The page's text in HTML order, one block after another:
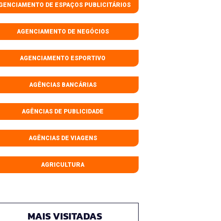
DE ESPAÇOS PUBLICITÁRIOS
AGENCIAMENTO DE NEGÓCIOS
AGENCIAMENTO ESPORTIVO
AGÊNCIAS BANCÁRIAS
AGÊNCIAS DE PUBLICIDADE
AGÊNCIAS DE VIAGENS
AGRICULTURA
MAIS VISITADAS